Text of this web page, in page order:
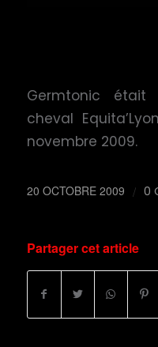
Germtonic
cheval
novembre 2009.
20 OCTOBRE 2009 / 0
Partager cet article